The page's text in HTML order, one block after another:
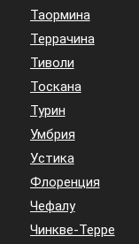
Таормина
Террачина
Тиволи
Тоскана
Турин
Умбрия
Устика
Флоренция
Чефалу
Чинкве-Терре